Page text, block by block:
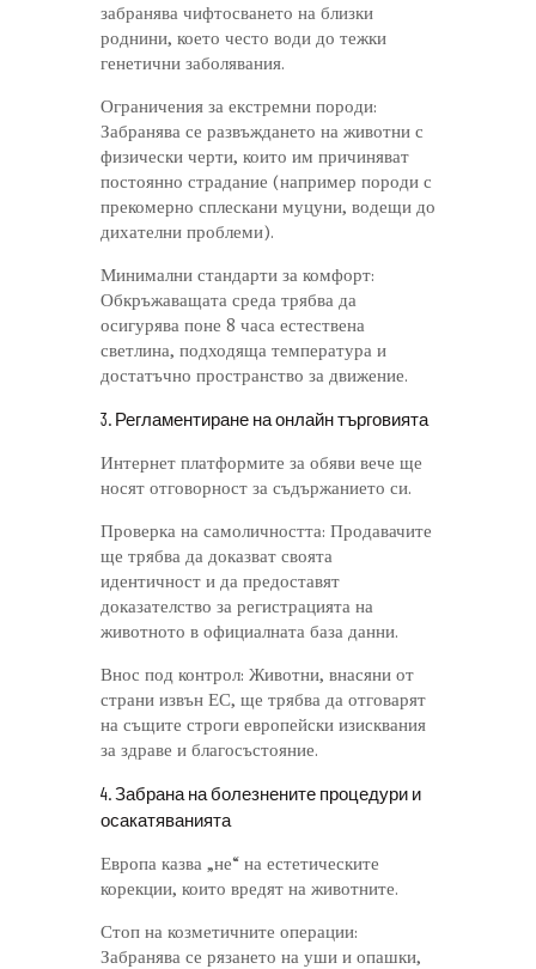
забранява чифтосването на близки
роднини, което често води до тежки
генетични заболявания.
Ограничения за екстремни породи:
Забранява се развъждането на животни с
физически черти, които им причиняват
постоянно страдание (например породи с
прекомерно сплескани муцуни, водещи до
дихателни проблеми).
Минимални стандарти за комфорт:
Обкръжаващата среда трябва да
осигурява поне 8 часа естествена
светлина, подходяща температура и
достатъчно пространство за движение.
3. Регламентиране на онлайн търговията
Интернет платформите за обяви вече ще
носят отговорност за съдържанието си.
Проверка на самоличността: Продавачите
ще трябва да доказват своята
идентичност и да предоставят
доказателство за регистрацията на
животното в официалната база данни.
Внос под контрол: Животни, внасяни от
страни извън ЕС, ще трябва да отговарят
на същите строги европейски изисквания
за здраве и благосъстояние.
4. Забрана на болезнените процедури и
осакатяванията
Европа казва „не“ на естетическите
корекции, които вредят на животните.
Стоп на козметичните операции:
Забранява се рязането на уши и опашки,